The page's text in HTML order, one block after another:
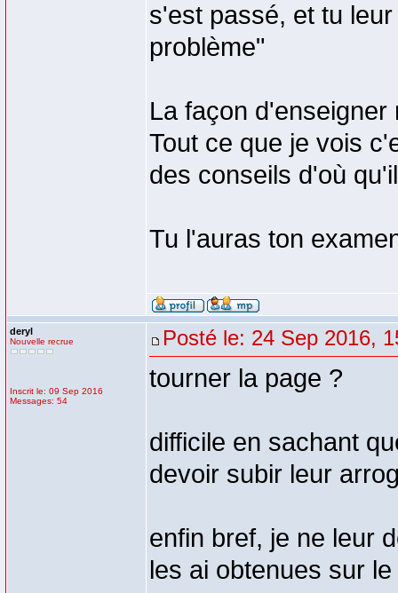
s'est passé, et tu
problème"
La façon
Tout ce que je vois
des conseils d'où
Tu l'auras ton
deryl
Nouvelle recrue
Inscrit le: 09 Sep 2016
Messages: 54
Posté le: 24 Sep 2016,
tourner la page ?
difficile en sachant
devoir subir leur
enfin bref, je ne leur
les ai obtenues sur